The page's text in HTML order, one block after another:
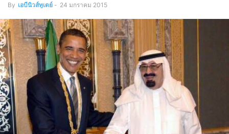
By เอบีนิวส์ทูเดย์ - 24 มกราคม 2015